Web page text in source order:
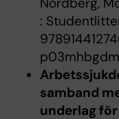
:
samband
underlag